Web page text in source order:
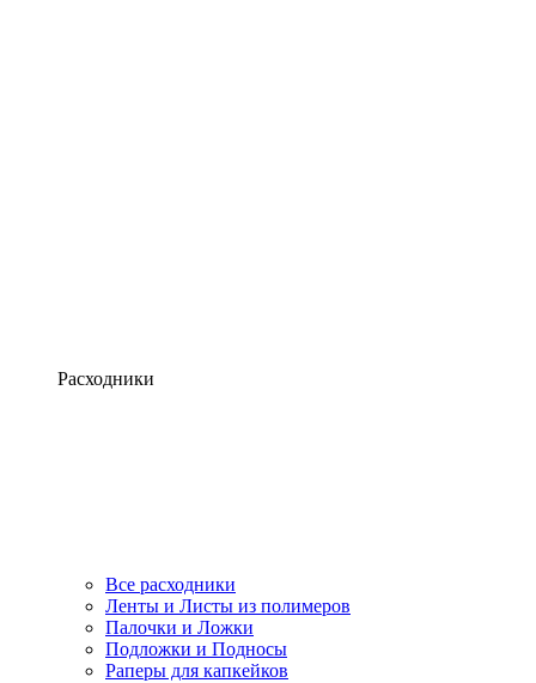
Расходники
Все расходники
Ленты и Листы из полимеров
Палочки и Ложки
Подложки и Подносы
Раперы для капкейков